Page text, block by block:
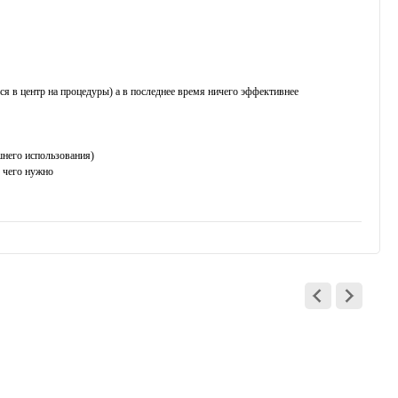
в центр на процедуры) а в последнее время ничего эффективнее
использования)
чего нужно